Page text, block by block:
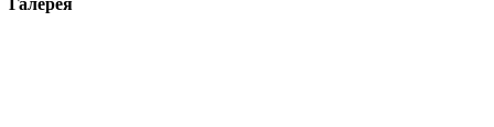
Галерея